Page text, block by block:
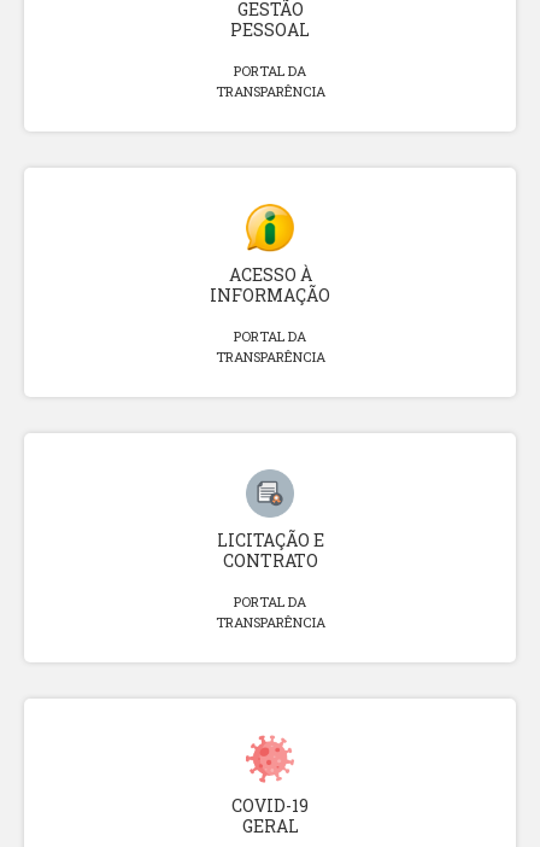
GESTÃO
PESSOAL
PORTAL DA
TRANSPARÊNCIA
ACESSO À
INFORMAÇÃO
PORTAL DA
TRANSPARÊNCIA
LICITAÇÃO E
CONTRATO
PORTAL DA
TRANSPARÊNCIA
COVID-19
GERAL